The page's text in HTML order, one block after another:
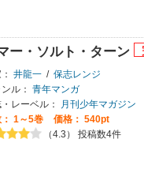
ー・ソルト・ターン
井龍一 / 保志レンジ
ル： 青年マンガ
レーベル：
月刊少年マガジン
1～5巻
価格： 540pt
（4.3） 投稿数4件